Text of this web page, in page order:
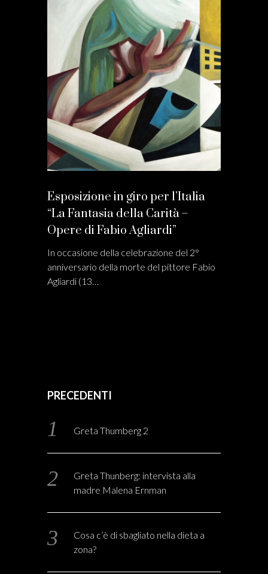
Esposizione in giro per l’Italia
“La Fantasia della Carità –
Opere di Fabio Agliardi”
In occasione della celebrazione del 2°
anniversario della morte del pittore Fabio
Agliardi (13…
PRECEDENTI
Greta Thumberg 2
Greta Thunberg: intervista alla
madre Malena Ernman
Cosa c’è di sbagliato nella dieta a
zona?